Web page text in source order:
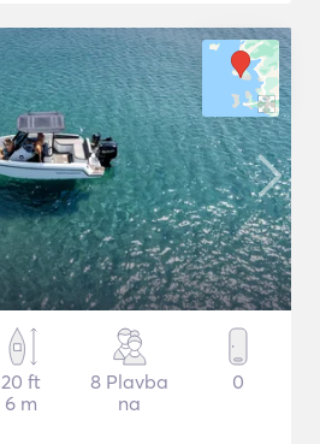
20 ft
6 m
8 Plavba
na
0